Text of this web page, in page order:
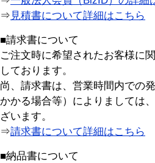
⇒ 見積書について詳細はこちら
■請求書について
ご注文時に希望されたお客様に
しております。
尚、請求書は、営業時間内での
かかる場合等）によりましては
ざいます。
⇒請求書について詳細はこちら
■納品書について